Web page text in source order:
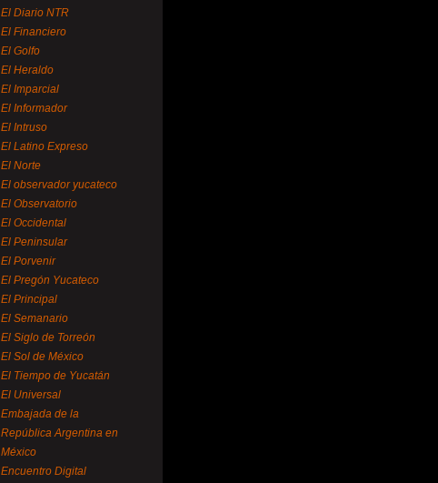
El Diario NTR
El Financiero
El Golfo
El Heraldo
El Imparcial
El Informador
El Intruso
El Latino Expreso
El Norte
El observador yucateco
El Observatorio
El Occidental
El Peninsular
El Porvenir
El Pregón Yucateco
El Principal
El Semanario
El Siglo de Torreón
El Sol de México
El Tiempo de Yucatán
El Universal
Embajada de la
República Argentina en
México
Encuentro Digital